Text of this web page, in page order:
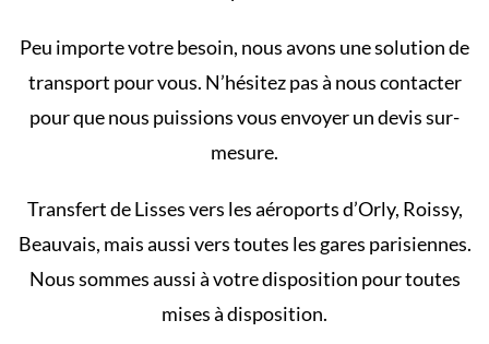
Peu importe votre besoin, nous avons une solution de
transport pour vous. N’hésitez pas à nous contacter
pour que nous puissions vous envoyer un devis sur-
mesure.
Transfert de Lisses vers les aéroports d’Orly, Roissy,
Beauvais, mais aussi vers toutes les gares parisiennes.
Nous sommes aussi à votre disposition pour toutes
mises à disposition.